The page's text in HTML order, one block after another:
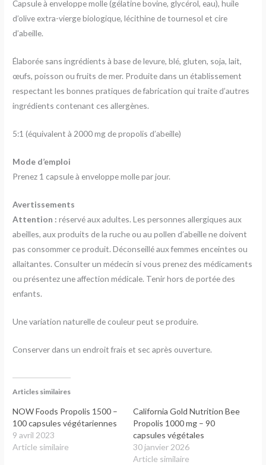
Capsule à enveloppe molle (gélatine bovine, glycérol, eau), huile
d’olive extra-vierge biologique, lécithine de tournesol et cire
d’abeille.
Élaborée sans ingrédients à base de levure, blé, gluten, soja, lait,
œufs, poisson ou fruits de mer. Produite dans un établissement
respectant les bonnes pratiques de fabrication qui traite d’autres
ingrédients contenant ces allergènes.
5:1 (équivalent à 2000 mg de propolis d’abeille)
Mode d’emploi
Prenez 1 capsule à enveloppe molle par jour.
Avertissements
Attention :réservé aux adultes. Les personnes allergiques aux
abeilles, aux produits de la ruche ou au pollen d’abeille ne doivent
pas consommer ce produit. Déconseillé aux femmes enceintes ou
allaitantes. Consulter un médecin si vous prenez des médicaments
ou présentez une affection médicale. Tenir hors de portée des
enfants.
Une variation naturelle de couleur peut se produire.
Conserver dans un endroit frais et sec après ouverture.
Articles similaires
NOW Foods Propolis 1500 –
100 capsules végétariennes
9 avril 2023
Article similaire
California Gold Nutrition Bee
Propolis 1000 mg – 90
capsules végétales
30 janvier 2026
Article similaire